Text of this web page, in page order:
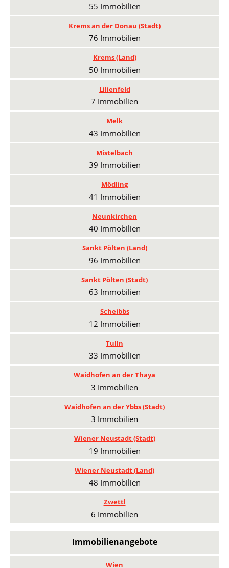
55 Immobilien
Krems an der Donau (Stadt)
76 Immobilien
Krems (Land)
50 Immobilien
Lilienfeld
7 Immobilien
Melk
43 Immobilien
Mistelbach
39 Immobilien
Mödling
41 Immobilien
Neunkirchen
40 Immobilien
Sankt Pölten (Land)
96 Immobilien
Sankt Pölten (Stadt)
63 Immobilien
Scheibbs
12 Immobilien
Tulln
33 Immobilien
Waidhofen an der Thaya
3 Immobilien
Waidhofen an der Ybbs (Stadt)
3 Immobilien
Wiener Neustadt (Stadt)
19 Immobilien
Wiener Neustadt (Land)
48 Immobilien
Zwettl
6 Immobilien
Immobilienangebote
Wien